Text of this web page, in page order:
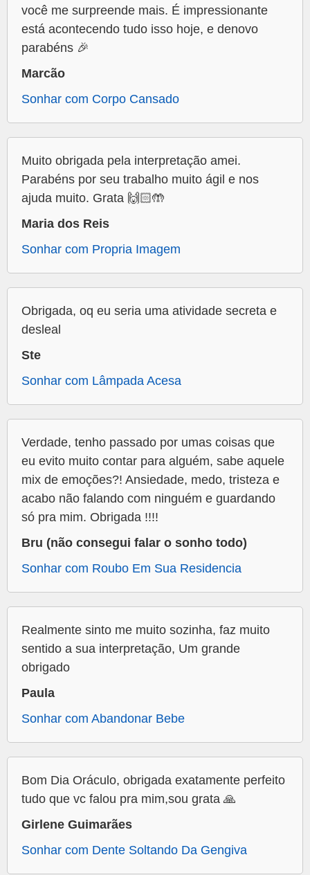
você me surpreende mais. É impressionante
está acontecendo tudo isso hoje, e denovo
parabéns 🎉
Marcão
Sonhar com Corpo Cansado
Muito obrigada pela interpretação amei.
Parabéns por seu trabalho muito ágil e nos
ajuda muito. Grata 🙌🏻🤲
Maria dos Reis
Sonhar com Propria Imagem
Obrigada, oq eu seria uma atividade secreta e
desleal
Ste
Sonhar com Lâmpada Acesa
Verdade, tenho passado por umas coisas que
eu evito muito contar para alguém, sabe aquele
mix de emoções?! Ansiedade, medo, tristeza e
acabo não falando com ninguém e guardando
só pra mim. Obrigada !!!!
Bru (não consegui falar o sonho todo)
Sonhar com Roubo Em Sua Residencia
Realmente sinto me muito sozinha, faz muito
sentido a sua interpretação, Um grande
obrigado
Paula
Sonhar com Abandonar Bebe
Bom Dia Oráculo, obrigada exatamente perfeito
tudo que vc falou pra mim,sou grata 🙏
Girlene Guimarães
Sonhar com Dente Soltando Da Gengiva